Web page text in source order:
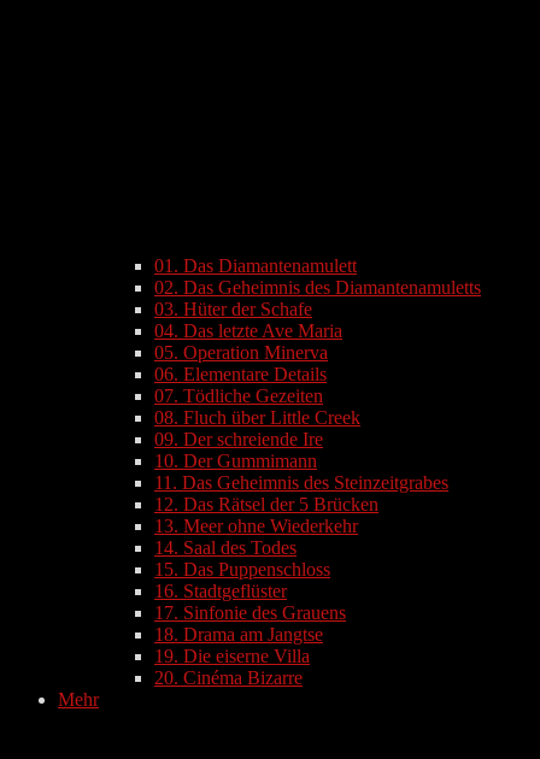
01. Das Diamantenamulett
02. Das Geheimnis des Diamantenamuletts
03. Hüter der Schafe
04. Das letzte Ave Maria
05. Operation Minerva
06. Elementare Details
07. Tödliche Gezeiten
08. Fluch über Little Creek
09. Der schreiende Ire
10. Der Gummimann
11. Das Geheimnis des Steinzeitgrabes
12. Das Rätsel der 5 Brücken
13. Meer ohne Wiederkehr
14. Saal des Todes
15. Das Puppenschloss
16. Stadtgeflüster
17. Sinfonie des Grauens
18. Drama am Jangtse
19. Die eiserne Villa
20. Cinéma Bizarre
Mehr